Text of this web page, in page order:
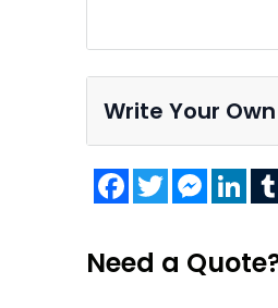
Write Your
FacebookTwitter
Need a